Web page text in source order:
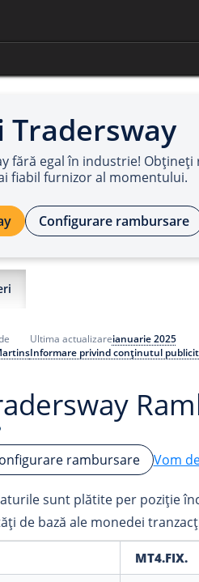
Tradersway
fără egal în industrie!
fiabil furnizor al momentului.
Configurare rambursare
Ultima actualizareianuarie 2025
Informare privind conținutul
rambursare Vom
sunt plătite per poziție
de bază ale monedei
MT4.FIX.